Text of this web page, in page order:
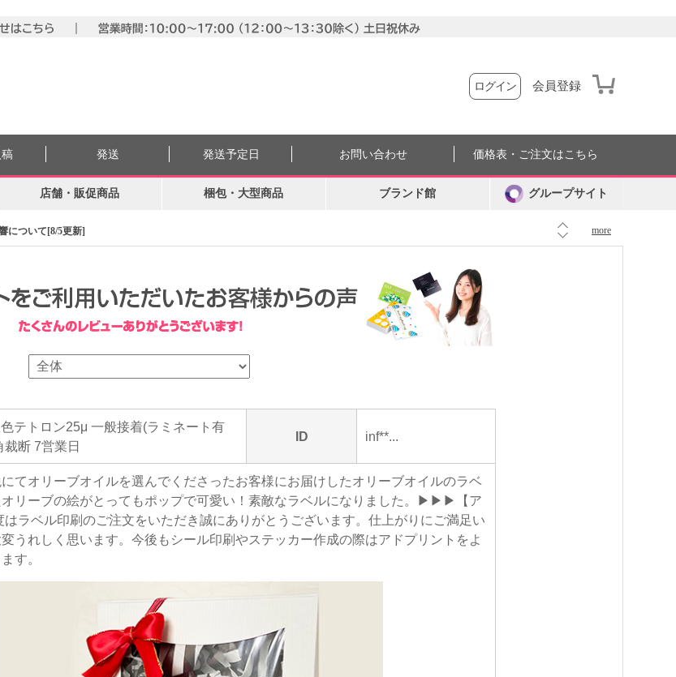
ログイン 会員登録
について[8/5更新] more
発送 発送予定日 お問い合わせ 価格表・ご注文はこちら
店舗・販促商品 梱包・大型商品 ブランド館 グループサイト
テトロン25μ 一般接着(ラミネート有
裁断 7営業日
ID inf**...
てオリーブオイルを選んでくださったお客様にお届けしたオリーブオイルのラベ
オリーブの絵がとってもポップで可愛い！素敵なラベルになりました。▶▶▶【ア
はラベル印刷のご注文をいただき誠にありがとうございます。仕上がりにご満足い
うれしく思います。今後もシール印刷やステッカー作成の際はアドプリントをよ
す。